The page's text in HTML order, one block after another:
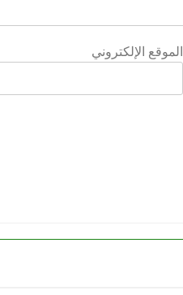
الموقع الإلكتروني